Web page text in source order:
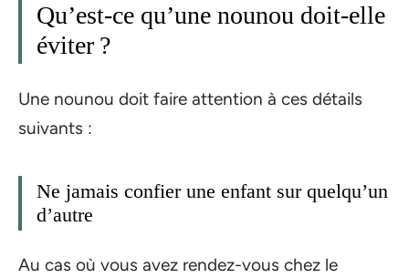
Qu’est-ce qu’une nounou doit-elle
éviter ?
Une nounou doit faire attention à ces détails
suivants :
Ne jamais confier une enfant sur quelqu’un
d’autre
Au cas où vous avez rendez-vous chez le